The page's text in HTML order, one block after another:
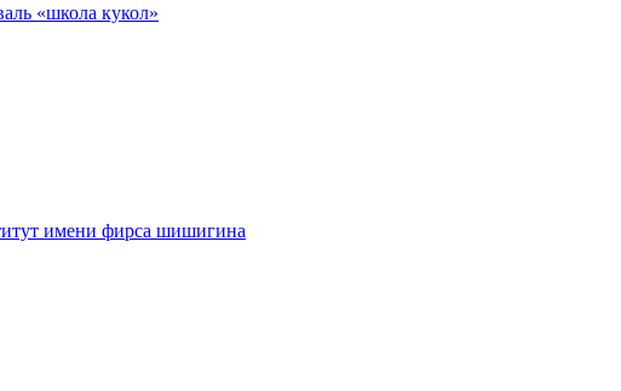
«школа кукол»
имени фирса шишигина